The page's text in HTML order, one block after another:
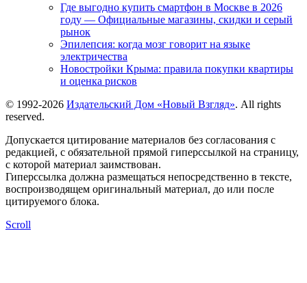
Где выгодно купить смартфон в Москве в 2026
году — Официальные магазины, скидки и серый
рынок
Эпилепсия: когда мозг говорит на языке
электричества
Новостройки Крыма: правила покупки квартиры
и оценка рисков
© 1992-2026 Издательский Дом «Новый Взгляд». All rights
reserved.
Допускается цитирование материалов без согласования с
редакцией, с обязательной прямой гиперссылкой на страницу,
с которой материал заимствован.
Гиперссылка должна размещаться непосредственно в тексте,
воспроизводящем оригинальный материал, до или после
цитируемого блока.
Scroll